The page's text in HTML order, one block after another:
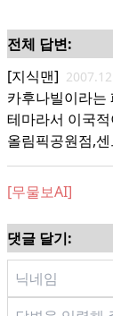
전체 답변:
[지식맨]
카후나빌이라는
테마라서 이국
올림픽공원점,
[무물보AI]
댓글 달기: